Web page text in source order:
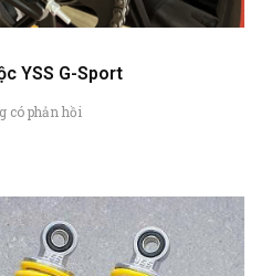
YSS G-Sport
có phản hồi